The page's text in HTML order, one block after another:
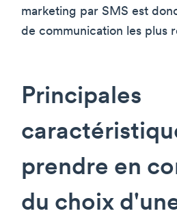
marketing par SMS est
de communication les plus
Principales
prendre en
du choix